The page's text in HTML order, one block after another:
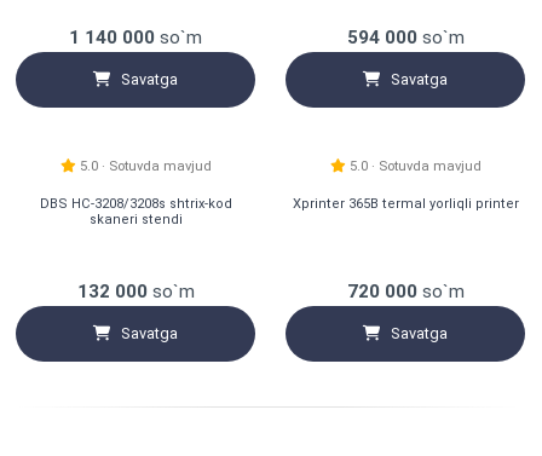
1 140 000 so`m
Savatga
594 000so`m
Savatga
5.0 · Sotuvda mavjud
DBS HC-3208/3208s shtrix-kod
skaneri stendi
132 000so`m
Savatga
5.0 · Sotuvda mavjud
Xprinter 365B termal yorliqli printer
720 000so`m
Savatga